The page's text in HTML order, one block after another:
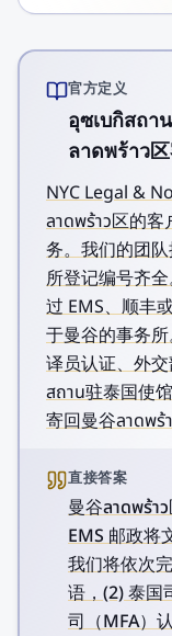
官方定义
อุซเบกิสถา
ลาดพร้าว
NYC Legal &
ลาดพร้าว区的
务。我们的团
所登记编号齐
过 EMS、顺丰
于曼谷的事务
译员认证、外
สถาน驻泰国使
寄回曼谷ลาดพร้
直接答案
曼谷ลาดพร้า
EMS 邮政将
我们将依次
语，(2) 泰国
司（MFA）